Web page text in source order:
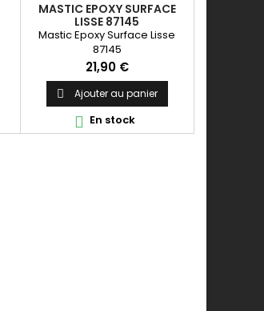
MASTIC EPOXY SURFACE
LISSE 87145
Mastic Epoxy Surface Lisse
87145
Prix
21,90 €
 Ajouter au panier
 En stock